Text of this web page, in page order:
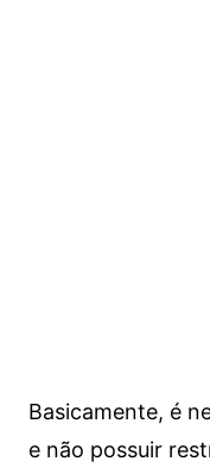
Basicamente, é
e não possuir